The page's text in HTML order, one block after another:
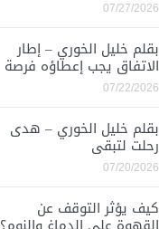
07/27/2026
بقلم خليل الخوري – إطار
الاتفاق يجب إعطاؤه فرصة
07/22/2026
بقلم خليل الخوري – هدى
رحلت لتبقى
07/20/2026
كيف يؤثر التوقف عن